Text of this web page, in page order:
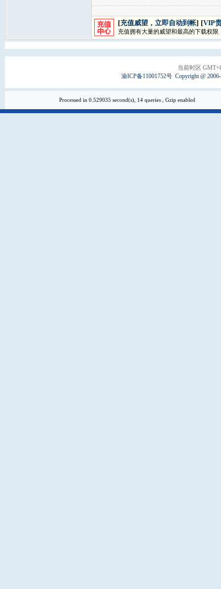
[充值威望，立即自动到帐] [VIP
充值拥有大量的威望和最高的下载权限
当前时区
渝ICP备11001752号 Copyright @
Processed in 0.529035 second(s), 14 queries , Gzip enabled